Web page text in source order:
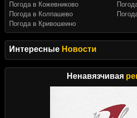
Интересные Новости
Ненавязчивая
Погода в Кожевниково
Погода в Колпашево
Погода в Кривошеино